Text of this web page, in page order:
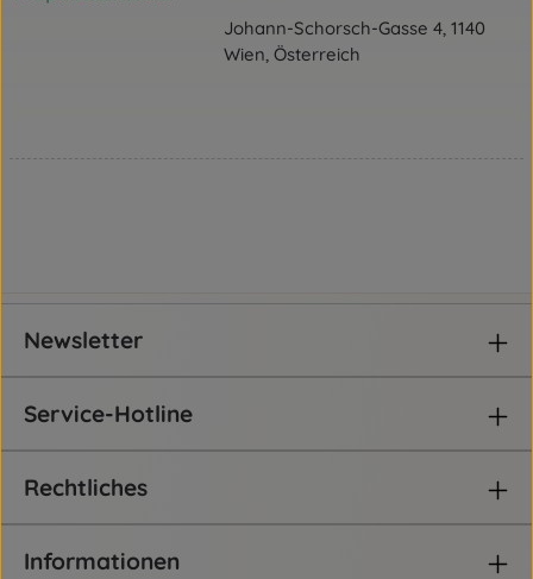
Johann-Schorsch-Gasse 4, 1140
Wien, Österreich
Newsletter
Service-Hotline
Rechtliches
Informationen